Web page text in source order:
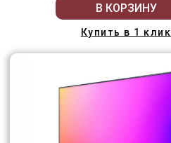
В КОРЗИНУ
Купить в 1 клик